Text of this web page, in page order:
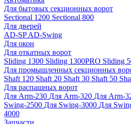
Для бытовых секционных ворот
Sectional 1200 Sectional 800
Для дверей
AD-SPAD-Swing
Для окон
Для откатных ворот
Sliding 1300 Sliding 1300PRO Sliding
Для промышленных секционных
Shaft 120 Shaft 20 Shaft 30 Shaft 50
Для распашных ворот
Для Arm-230 Для Arm-320 Для Arm-
Swing-2500 Для Swing-3000 Для
4000
Запчасти